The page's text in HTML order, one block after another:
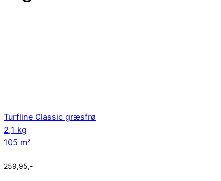
Turfline Classic græsfrø
2,1 kg
105 m²
259,95,-